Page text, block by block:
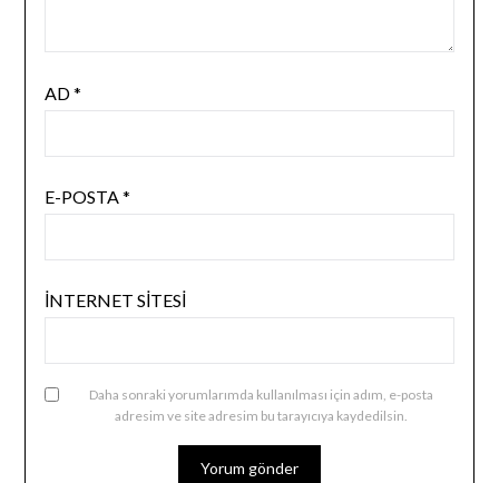
AD*
E-POSTA*
İNTERNET SITESI
Daha sonraki yorumlarımda kullanılması için adım, e-posta
adresim ve site adresim bu tarayıcıya kaydedilsin.